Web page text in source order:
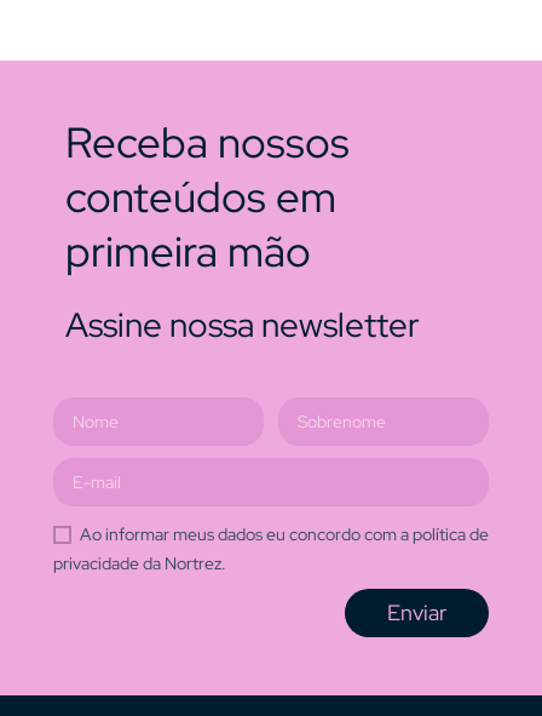
Receba nossos
conteúdos em
primeira mão
Assine nossa newsletter
Ao informar meus dados eu concordo com a política de
privacidade da Nortrez.
Enviar